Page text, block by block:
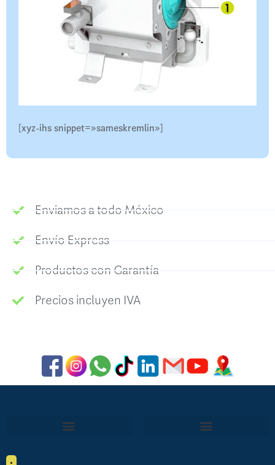
[xyz-ihs snippet=»sameskremlin»]
Enviamos a todo México
Envío Express
Productos con Garantía
Precios incluyen IVA
•